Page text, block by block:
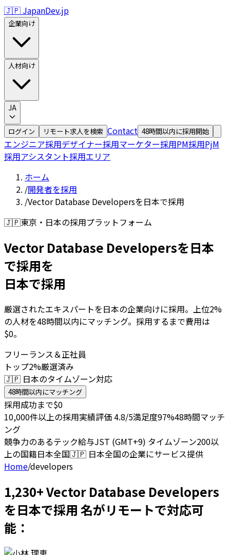
🇯🇵 JapanDev.jp
企業向け
人材向け
JA
ログイン リモート求人を検索 Contact 48時間以内に採用開始
エンジニア採用デザイナー採用マーケター採用PM採用PjM
採用アシスタント採用エリア
ホーム
/開発者を採用
/Vector Database Developersを日本で採用
🇯🇵東京・日本の採用プラットフォーム
Vector Database Developersを日本
で採用を
日本で採用
厳選されたエキスパートを日本の企業向けに採用。上位2%
の人材を48時間以内にマッチング。採用するまで費用は
$0。
フリーランス＆正社員
トップ2%厳選済み
🇯🇵 日本のタイムゾーン対応
48時間以内にマッチング
採用成功まで$0
10,000件以上の採用実績評価 4.8/5満足度97%48時間マッチ
ング
競争力のあるテック給与JST (GMT+9) タイムゾーン200以
上の国籍日本全国🇯🇵 日本全国の企業にサービス提供
Home/developers
1,230+ Vector Database Developers
を日本で採用 名がリモートで対応可
能：